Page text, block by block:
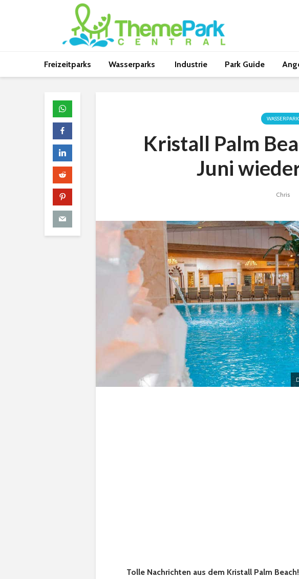
Freizeitparks Wasserparks Industrie Park Guide
Kristall Palm
Juni
Chris
Tolle Nachrichten aus dem Kristall Palm